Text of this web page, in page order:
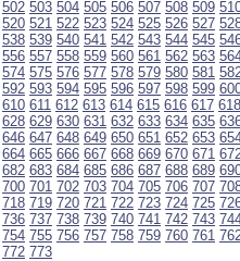
502 503 504 505 506 507 508 509
520 521 522 523 524 525 526 527
538 539 540 541 542 543 544 545
556 557 558 559 560 561 562 563
574 575 576 577 578 579 580 581
592 593 594 595 596 597 598 599
610 611 612 613 614 615 616 617 618
628 629 630 631 632 633 634 635
646 647 648 649 650 651 652 653
664 665 666 667 668 669 670 671
682 683 684 685 686 687 688 689
700 701 702 703 704 705 706 707
718 719 720 721 722 723 724 725
736 737 738 739 740 741 742 743
754 755 756 757 758 759 760 761
772 773